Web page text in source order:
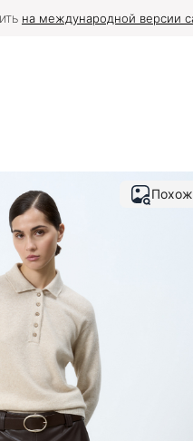
на международной версии